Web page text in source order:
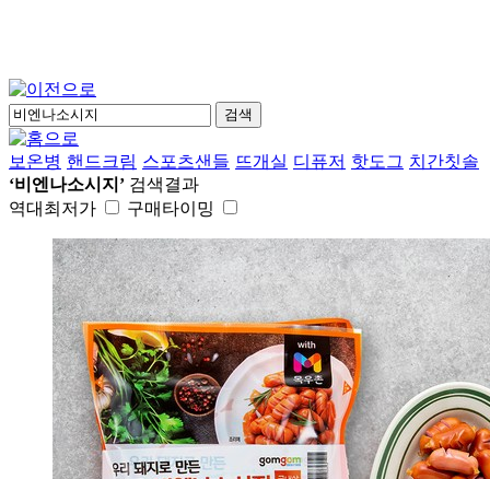
검색
보온병 핸드크림 스포츠샌들 뜨개실 디퓨저 핫도그 치간칫솔
‘비엔나소시지’ 검색결과
역대최저가
구매타이밍